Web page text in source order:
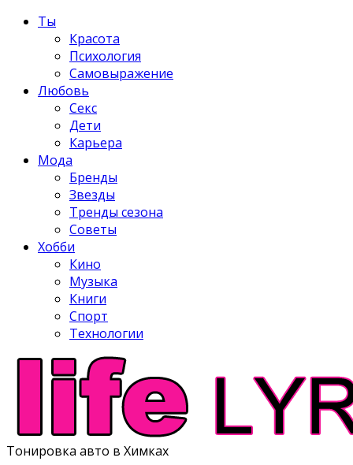
Ты
Красота
Психология
Самовыражение
Любовь
Секс
Дети
Карьера
Мода
Бренды
Звезды
Тренды сезона
Советы
Хобби
Кино
Музыка
Книги
Спорт
Технологии
Тонировка авто в Химках